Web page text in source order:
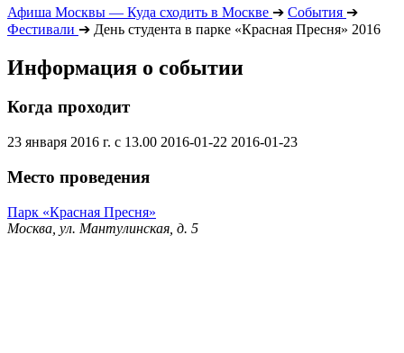
Афиша Москвы — Куда сходить в Москве ➔ События ➔
Фестивали ➔ День студента в парке «Красная Пресня» 2016
Информация о событии
Когда проходит
23 января 2016 г. с 13.00 2016-01-22 2016-01-23
Место проведения
Парк «Красная Пресня»
Москва, ул. Мантулинская, д. 5